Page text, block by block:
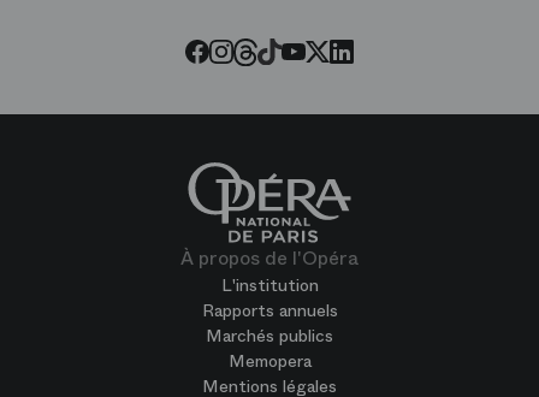
Facebook
Instagram
Threads
Tiktok
Youtube
Twitter
LinkedIn
À propos de l'Opéra
L'institution
Rapports annuels
Marchés publics
Memopera
Mentions légales